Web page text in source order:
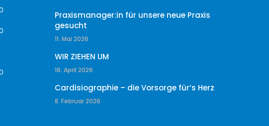
Praxismanager:in für unsere neue Praxis
gesucht
11. Mai 2026
WIR ZIEHEN UM
16. April 2026
Cardisiographie – die Vorsorge für’s Herz
8. Februar 2026